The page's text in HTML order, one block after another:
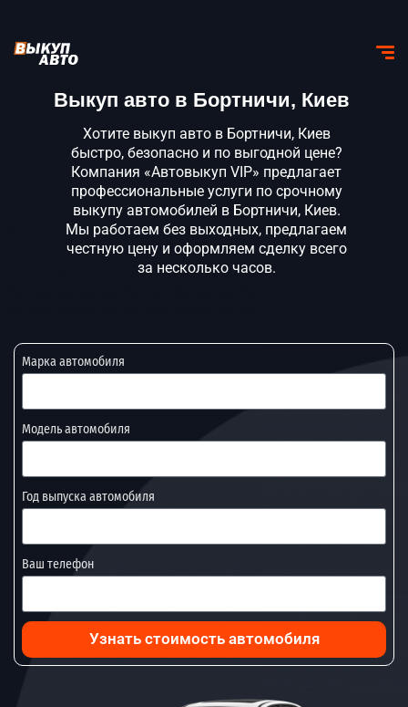
Выкуп авто в Бортничи, Киев
Хотите выкуп авто в Бортничи, Киев
быстро, безопасно и по выгодной цене?
Компания «Автовыкуп VIP» предлагает
профессиональные услуги по срочному
выкупу автомобилей в Бортничи, Киев.
Мы работаем без выходных, предлагаем
честную цену и оформляем сделку всего
за несколько часов.
Марка автомобиля
Модель автомобиля
Год выпуска автомобиля
Ваш телефон
Узнать стоимость автомобиля